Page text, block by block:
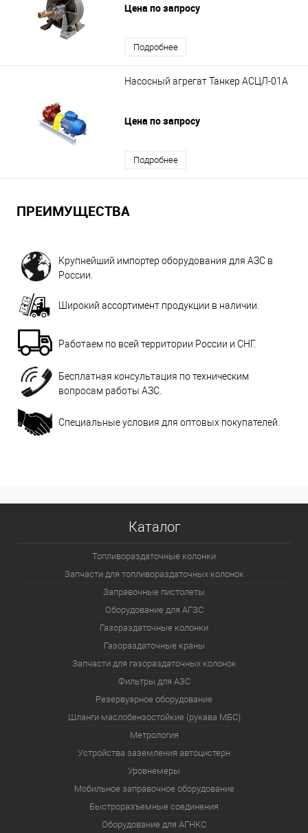
Цена по запросу
Подробнее
Насосный агрегат Танкер АСЦЛ-01А
Цена по запросу
Подробнее
ПРЕИМУЩЕСТВА
Крупнейший импортер оборудования для АЗС в
России.
Широкий ассортимент продукции в наличии.
Работаем по всей территории России и СНГ.
Бесплатная консультация по техническим
вопросам работы АЗС.
Специальные условия для оптовых покупателей.
Каталог
Топливораздаточные колонки
Запчасти для топливораздаточных колонок
Заправочные пистолеты
Оборудование для АГЗС
Газораздаточные колонки
Газораздаточные краны
Запчасти для газораздаточных колонок
Фильтры для АЗС
Резервуарное оборудование
Шланги маслобензостойкие (рукава МБС)
Метрология
Устройства заземления автоцистерн
Уровнемеры
Мобильное заправочное оборудование
Быстроразъемные соединения
Оборудование для АГНКС